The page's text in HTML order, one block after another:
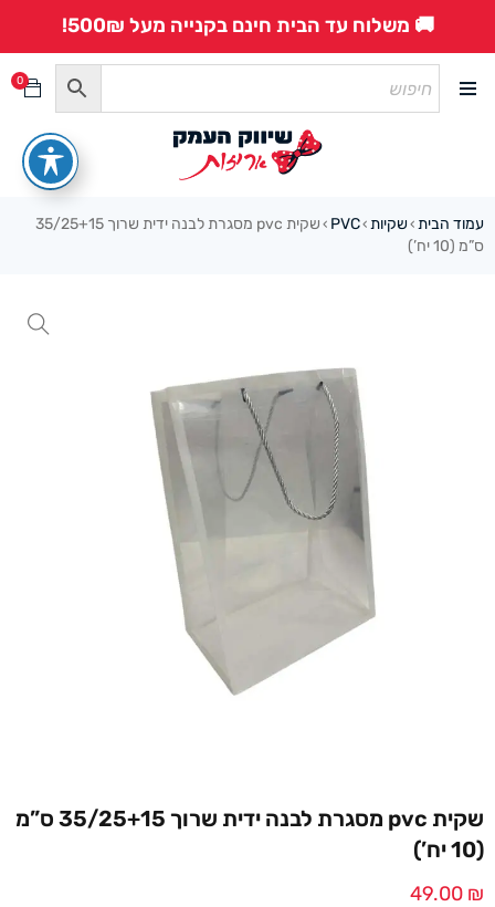
🚚 משלוח עד הבית חינם בקנייה מעל 500₪!
0
עמוד הבית ›שקיות ›
PVC
›
שקית pvc מסגרת לבנה ידית שרוך 35/25+15
ס”מ (10 יח’)
שקית pvc מסגרת לבנה ידית שרוך 35/25+15 ס”מ
(10 יח’)
49.00 ₪